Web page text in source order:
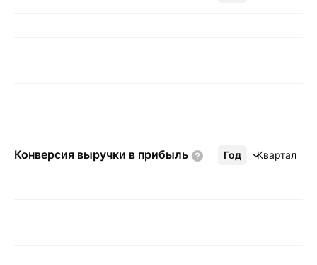
Конверсия выручки в прибыль Год Квартал
Ещё